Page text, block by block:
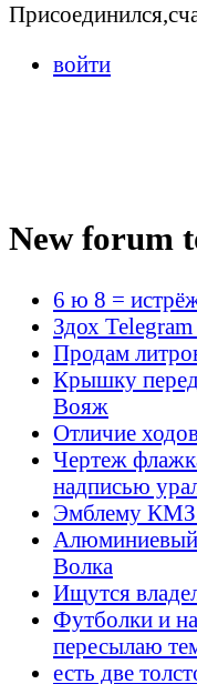
войти
New forum
6 ю 8 =
Здох
Продам
Крышку
Вояж
Отличие
Чертеж
надписью
Эмблему КМЗ
Алюминиевый
Волка
Ищутся
Футболки и
пересылаю
есть две